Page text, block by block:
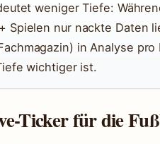
weniger Tiefe:
Spielen nur nackte Daten
in Analyse
wichtiger ist.
Ticker für die